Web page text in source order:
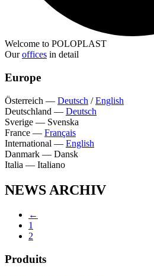
Welcome to POLOPLAST
Ouroffices in detail
Europe
Österreich — Deutsch /English
Deutschland — Deutsch
Sverige — Svenska
France — Français
International — English
Danmark — Dansk
Italia — Italiano
NEWS ARCHIV
←
1
2
Produits